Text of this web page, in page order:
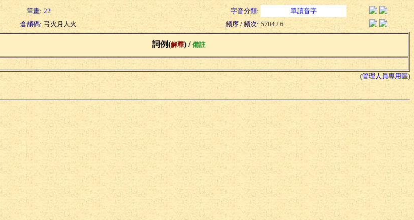
筆畫: 22 字音分類:
單讀音字
倉頡碼: 弓火月人火 頻序 / 頻次: 5704 / 6
詞例(解釋) / 備註
(管理人員專用區)